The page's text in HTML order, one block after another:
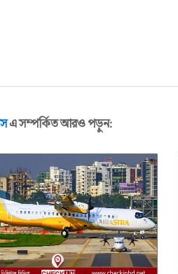
এ সম্পর্কিত আরও পড়ুন: